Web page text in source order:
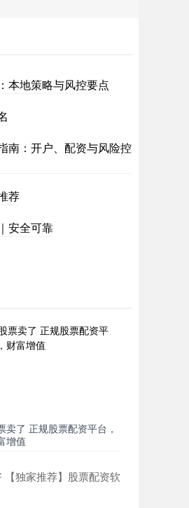
本地策略与风控要点
南：开户、配资与风险控
荐
安全可靠
卖了 正规股票配资平台，
增值
【独家推荐】股票配资软